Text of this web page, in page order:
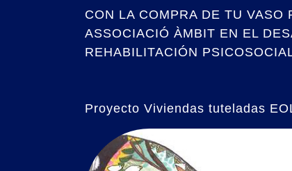
CON LA COMPRA DE TU
ASSOCIACIÓ ÀMBIT EN EL
REHABILITACIÓN
Proyecto Viviendas tuteladas